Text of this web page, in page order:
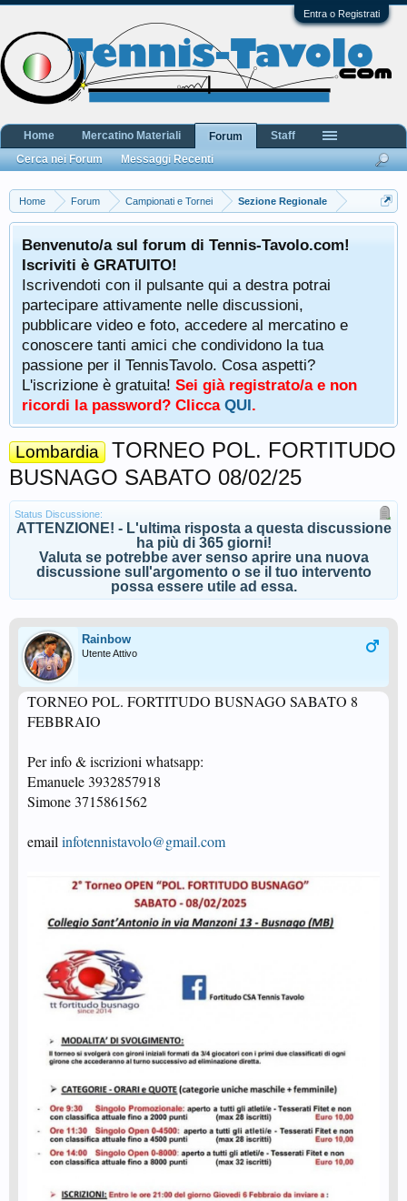
Entra o Registrati
Home Forum Campionati e Tornei Sezione Regionale
Benvenuto/a sul forum di Tennis-Tavolo.com!
Iscriviti è GRATUITO!
Iscrivendoti con il pulsante qui a destra potrai
partecipare attivamente nelle discussioni,
pubblicare video e foto, accedere al mercatino e
conoscere tanti amici che condividono la tua
passione per il TennisTavolo. Cosa aspetti?
L'iscrizione è gratuita! Sei già registrato/a e non
ricordi la password? Clicca QUI.
Lombardia
TORNEO POL. FORTITUDO
BUSNAGO SABATO 08/02/25
Status Discussione:
ATTENZIONE! - L'ultima risposta a questa discussione
ha più di 365 giorni!
Valuta se potrebbe aver senso aprire una nuova
discussione sull'argomento o se il tuo intervento
possa essere utile ad essa.
Rainbow
Utente Attivo
TORNEO POL. FORTITUDO BUSNAGO SABATO 8
FEBBRAIO
Per info & iscrizioni whatsapp:
Emanuele 3932857918
Simone 3715861562
email infotennistavolo@gmail.com
Home Mercatino Materiali
Forum
Cerca nei Forum
Messaggi Recenti
Staff